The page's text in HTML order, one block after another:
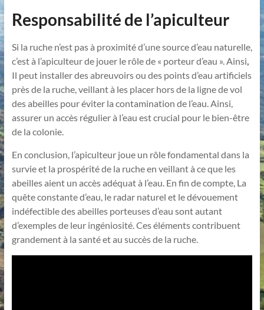
Responsabilité de l’apiculteur
Si la ruche n’est pas à proximité d’une source d’eau naturelle,
c’est à l’apiculteur de jouer le rôle de « porteur d’eau ». Ainsi,
Il peut installer des abreuvoirs ou des points d’eau artificiels
près de la ruche, veillant à les placer hors de la ligne de vol
des abeilles pour éviter la contamination de l’eau. Ainsi,
assurer un accès régulier à l’eau est crucial pour le bien-être
de la colonie.
En conclusion, l’apiculteur joue un rôle fondamental dans la
survie et la prospérité de la ruche en veillant à ce que les
abeilles aient un accès adéquat à l’eau. En fin de compte, La
quête constante d’eau, le radar naturel et le dévouement
indéfectible des abeilles porteuses d’eau sont autant
d’exemples de leur ingéniosité. Ces éléments contribuent
grandement à la santé et au succès de la ruche.